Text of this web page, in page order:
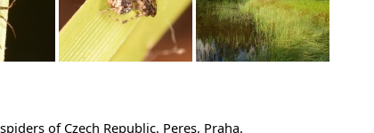
of Czech Republic. Peres, Praha.